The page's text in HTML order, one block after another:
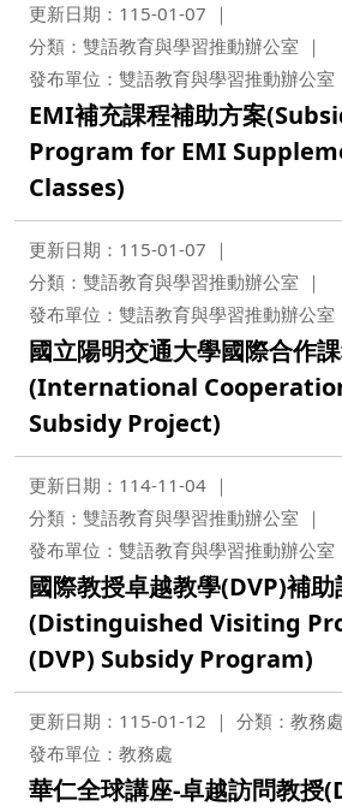
更新日期：115-01-07
分類：雙語教育與學習推動辦公室
發布單位：雙語教育與學習推動辦公室
EMI補充課程補助方案
Program for EMI
Classes)
更新日期：115-01-07
分類：雙語教育與學習推動辦公室
發布單位：雙語教育與學習推動辦公室
國立陽明交通大學國際合作
(International
Subsidy Project)
更新日期：114-11-04
分類：雙語教育與學習推動辦公室
發布單位：雙語教育與學習推動辦公室
國際教授卓越教學(DVP)補助
(Distinguished Visiting
(DVP) Subsidy Program)
更新日期：115-01-12
分類：教務
發布單位：教務處
華仁全球講座-卓越訪問教授